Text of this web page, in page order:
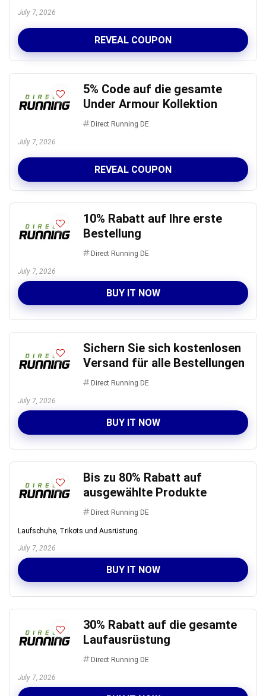
July 7, 2026
REVEAL COUPON
5% Code auf die gesamte
Under Armour Kollektion
Direct Running DE
July 7, 2026
REVEAL COUPON
10% Rabatt auf Ihre erste
Bestellung
Direct Running DE
July 7, 2026
BUY IT NOW
Sichern Sie sich kostenlosen
Versand für alle Bestellungen
Direct Running DE
July 7, 2026
BUY IT NOW
Bis zu 80% Rabatt auf
ausgewählte Produkte
Direct Running DE
Laufschuhe, Trikots und Ausrüstung.
July 7, 2026
BUY IT NOW
30% Rabatt auf die gesamte
Laufausrüstung
Direct Running DE
July 7, 2026